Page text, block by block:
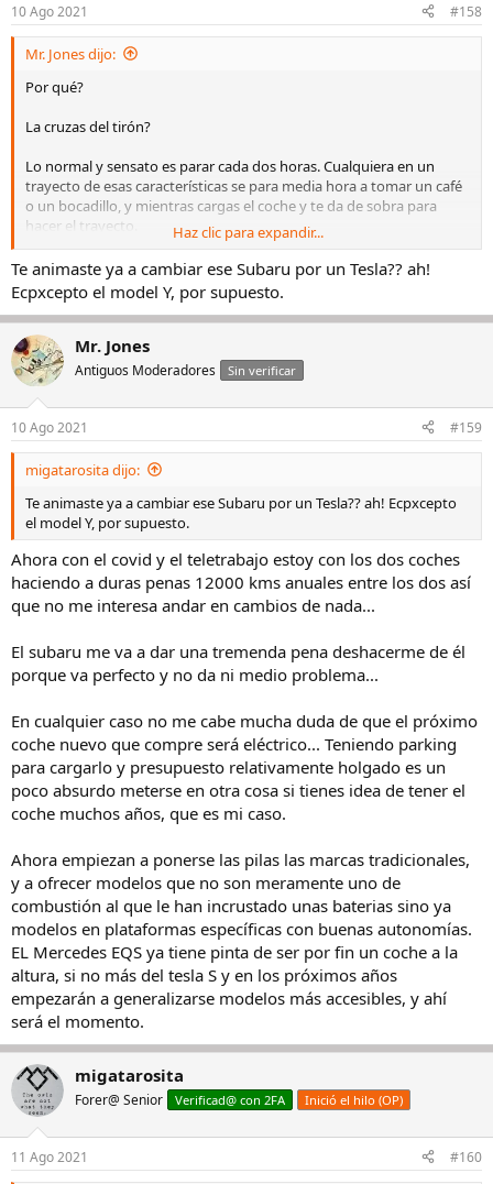
e
s
10 Ago 2021 #158
Mr. Jones dijo:
Por qué?
La cruzas del tirón?
Lo normal y sensato es parar cada dos horas. Cualquiera en un
trayecto de esas características se para media hora a tomar un café
o un bocadillo, y mientras cargas el coche y te da de sobra para
hacer el trayecto.
A nadie le interesa autonomías absurdas de tipo 1000 kms en
eléctrico (hace poco Tesla desechó un Model S con esas
autonomías) porque la inmensa mayoría de la gente jamás las
aprovecha , siempre hay que hacer paradas en viajes largos y
además conducen a baterías pesadísimas que aumentan los
consumos. Meter más de 500 o 600 kms de autonomía a un coche
ya es dificlmente justificable. Hace veinticinco años la autonomía de
los coches media era poco más o menos la de los eléctricos que te
he puesto arriba, y nadie andaba diciendo que fueran coches que
no servían para viajes largos porque tenías que pararte a repostar.
PS: como te decía arriba, las autonomías que te he puesto son
reales, no declaradas (que son bastante mayores) La degradación
de las baterías en insignificante hasta varios cientos de miles de
kms.
Haz clic para expandir...
Te animaste ya a cambiar ese Subaru por un Tesla?? ah!
Ecpxcepto el model Y, por supuesto.
Mr. Jones
Antiguos Moderadores Sin verificar
10 Ago 2021 #159
migatarosita dijo:
Te animaste ya a cambiar ese Subaru por un Tesla?? ah! Ecpxcepto
el model Y, por supuesto.
Ahora con el covid y el teletrabajo estoy con los dos coches
haciendo a duras penas 12000 kms anuales entre los dos así
que no me interesa andar en cambios de nada...
El subaru me va a dar una tremenda pena deshacerme de él
porque va perfecto y no da ni medio problema...
En cualquier caso no me cabe mucha duda de que el próximo
coche nuevo que compre será eléctrico... Teniendo parking
para cargarlo y presupuesto relativamente holgado es un
poco absurdo meterse en otra cosa si tienes idea de tener el
coche muchos años, que es mi caso.
Ahora empiezan a ponerse las pilas las marcas tradicionales,
y a ofrecer modelos que no son meramente uno de
combustión al que le han incrustado unas baterias sino ya
modelos en plataformas específicas con buenas autonomías.
EL Mercedes EQS ya tiene pinta de ser por fin un coche a la
altura, si no más del tesla S y en los próximos años
empezarán a generalizarse modelos más accesibles, y ahí
será el momento.
migatarosita
Forer@ Senior Verificad@ con 2FA Inició el hilo (OP)
11 Ago 2021 #160